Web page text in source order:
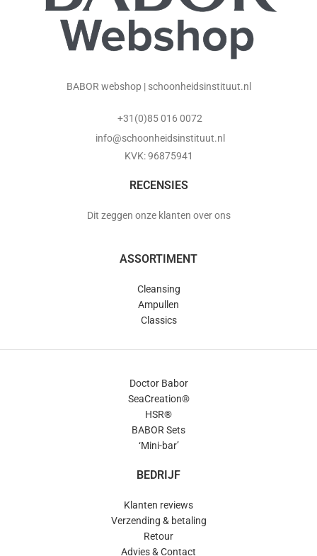
BABOR webshop | schoonheidsinstituut.nl
+31(0)85 016 0072
info@schoonheidsinstituut.nl
KVK: 96875941
RECENSIES
Dit zeggen onze klanten over ons
ASSORTIMENT
Cleansing
Ampullen
Classics
Doctor Babor
SeaCreation®
HSR®
BABOR Sets
‘Mini-bar’
BEDRIJF
Klanten reviews
Verzending & betaling
Retour
Advies & Contact